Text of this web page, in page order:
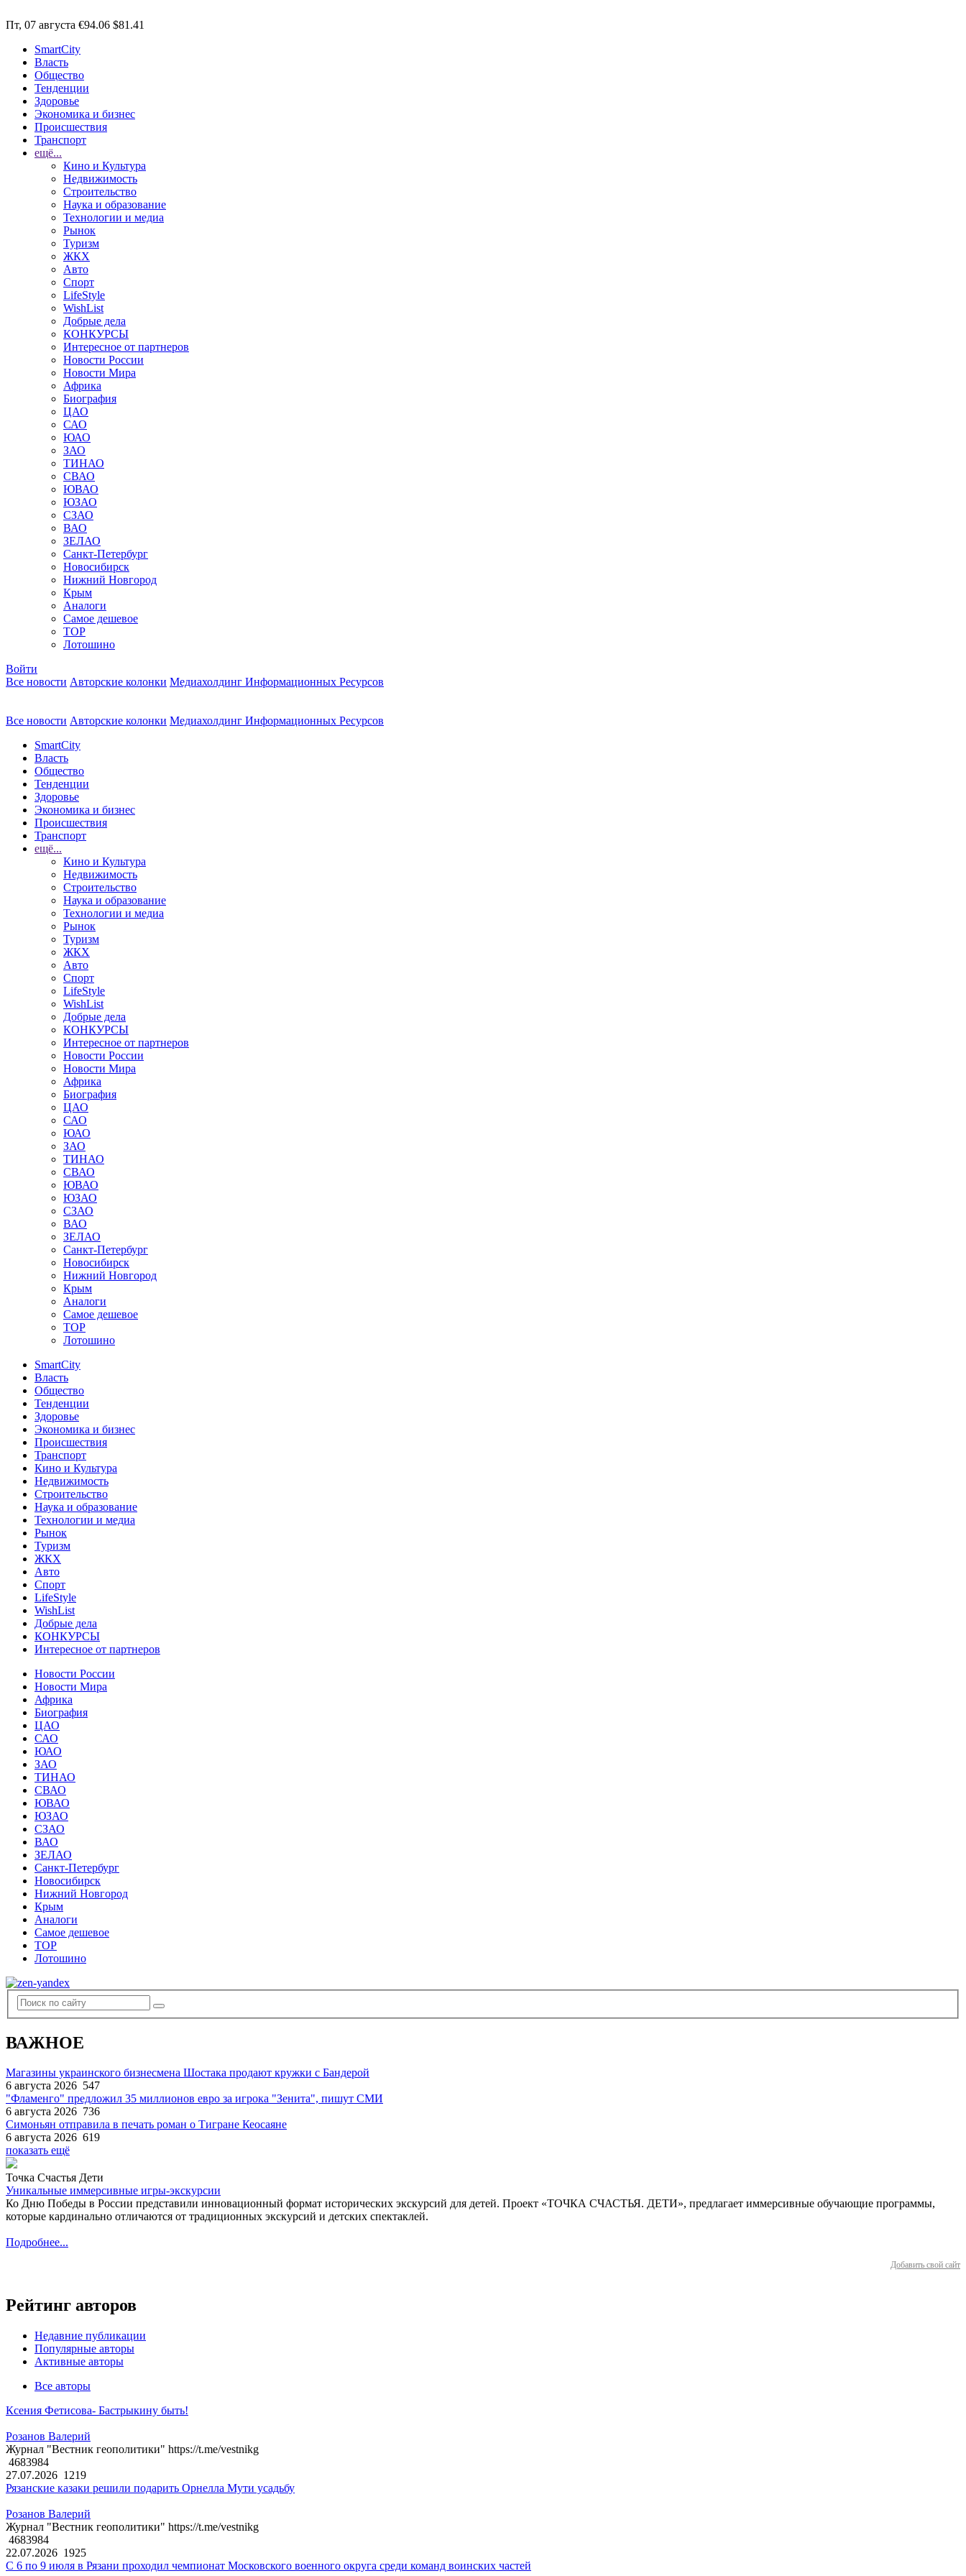
Пт, 07 августа €94.06 $81.41
SmartCity
Власть
Общество
Тенденции
Здоровье
Экономика и бизнес
Происшествия
Транспорт
ещё...
Кино и Культура
Недвижимость
Строительство
Наука и образование
Технологии и медиа
Рынок
Туризм
ЖКХ
Авто
Спорт
LifeStyle
WishList
Добрые дела
КОНКУРСЫ
Интересное от партнеров
Новости России
Новости Мира
Африка
Биография
ЦАО
САО
ЮАО
ЗАО
ТИНАО
СВАО
ЮВАО
ЮЗАО
СЗАО
ВАО
ЗЕЛАО
Санкт-Петербург
Новосибирск
Нижний Новгород
Крым
Аналоги
Самое дешевое
TOP
Лотошино
Войти
Все новости Авторские колонки Медиахолдинг Информационных Ресурсов
Все новости Авторские колонки Медиахолдинг Информационных Ресурсов
SmartCity
Власть
Общество
Тенденции
Здоровье
Экономика и бизнес
Происшествия
Транспорт
ещё...
Кино и Культура
Недвижимость
Строительство
Наука и образование
Технологии и медиа
Рынок
Туризм
ЖКХ
Авто
Спорт
LifeStyle
WishList
Добрые дела
КОНКУРСЫ
Интересное от партнеров
Новости России
Новости Мира
Африка
Биография
ЦАО
САО
ЮАО
ЗАО
ТИНАО
СВАО
ЮВАО
ЮЗАО
СЗАО
ВАО
ЗЕЛАО
Санкт-Петербург
Новосибирск
Нижний Новгород
Крым
Аналоги
Самое дешевое
TOP
Лотошино
SmartCity
Власть
Общество
Тенденции
Здоровье
Экономика и бизнес
Происшествия
Транспорт
Кино и Культура
Недвижимость
Строительство
Наука и образование
Технологии и медиа
Рынок
Туризм
ЖКХ
Авто
Спорт
LifeStyle
WishList
Добрые дела
КОНКУРСЫ
Интересное от партнеров
Новости России
Новости Мира
Африка
Биография
ЦАО
САО
ЮАО
ЗАО
ТИНАО
СВАО
ЮВАО
ЮЗАО
СЗАО
ВАО
ЗЕЛАО
Санкт-Петербург
Новосибирск
Нижний Новгород
Крым
Аналоги
Самое дешевое
TOP
Лотошино
ВАЖНОЕ
Магазины украинского бизнесмена Шостака продают кружки с Бандерой
6 августа 2026 547
"Фламенго" предложил 35 миллионов евро за игрока "Зенита", пишут СМИ
6 августа 2026 736
Симоньян отправила в печать роман о Тигране Кеосаяне
6 августа 2026 619
показать ещё
Точка Счастья Дети
Уникальные иммерсивные игры-экскурсии
Ко Дню Победы в России представили инновационный формат исторических экскурсий для детей. Проект «ТОЧКА СЧАСТЬЯ. ДЕТИ», предлагает иммерсивные обучающие программы,
которые кардинально отличаются от традиционных экскурсий и детских спектаклей.
Подробнее...
Добавить свой сайт
Рейтинг авторов
Недавние публикации
Популярные авторы
Активные авторы
Все авторы
Ксения Фетисова- Бастрыкину быть!
Розанов Валерий
Журнал "Вестник геополитики" https://t.me/vestnikg
4683984
27.07.2026 1219
Рязанские казаки решили подарить Орнелла Мути усадьбу
Розанов Валерий
Журнал "Вестник геополитики" https://t.me/vestnikg
4683984
22.07.2026 1925
С 6 по 9 июля в Рязани проходил чемпионат Московского военного округа среди команд воинских частей